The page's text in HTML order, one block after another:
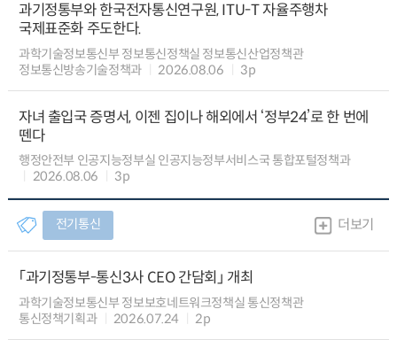
과기정통부와 한국전자통신연구원, ITU-T 자율주행차
국제표준화 주도한다.
과학기술정보통신부 정보통신정책실 정보통신산업정책관
정보통신방송기술정책과
2026.08.06 3p
자녀 출입국 증명서, 이젠 집이나 해외에서 ‘정부24’로 한 번에
뗀다
행정안전부 인공지능정부실 인공지능정부서비스국 통합포털정책과
2026.08.06
3p
전기통신 더보기
「과기정통부-통신3사 CEO 간담회」 개최
과학기술정보통신부 정보보호네트워크정책실 통신정책관
통신정책기획과
2026.07.24 2p